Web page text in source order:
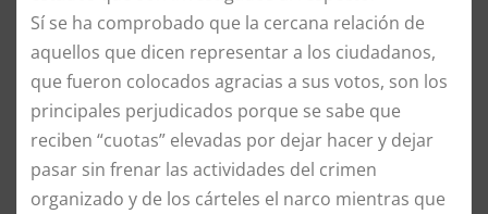
Sí se ha comprobado que la cercana relación de
aquellos que dicen representar a los ciudadanos,
que fueron colocados agracias a sus votos, son los
principales perjudicados porque se sabe que
reciben “cuotas” elevadas por dejar hacer y dejar
pasar sin frenar las actividades del crimen
organizado y de los cárteles el narco mientras que